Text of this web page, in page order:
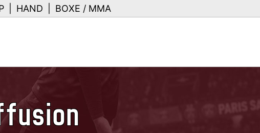
HAND BOXE / MMA